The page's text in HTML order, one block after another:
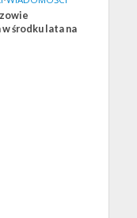
środku lata na